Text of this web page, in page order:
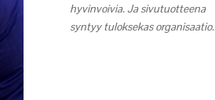
hyvinvoivia. Ja sivutuotteena
syntyy tuloksekas organisaatio.